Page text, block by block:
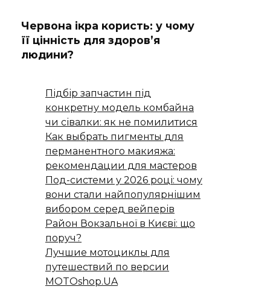
Червона ікра користь: у чому
її цінність для здоров’я
людини?
Підбір запчастин під
конкретну модель комбайна
чи сівалки: як не помилитися
Как выбрать пигменты для
перманентного макияжа:
рекомендации для мастеров
Под-системи у 2026 році: чому
вони стали найпопулярнішим
вибором серед вейперів
Район Вокзальної в Києві: що
поруч?
Лучшие мотоциклы для
путешествий по версии
MOTOshop.UA